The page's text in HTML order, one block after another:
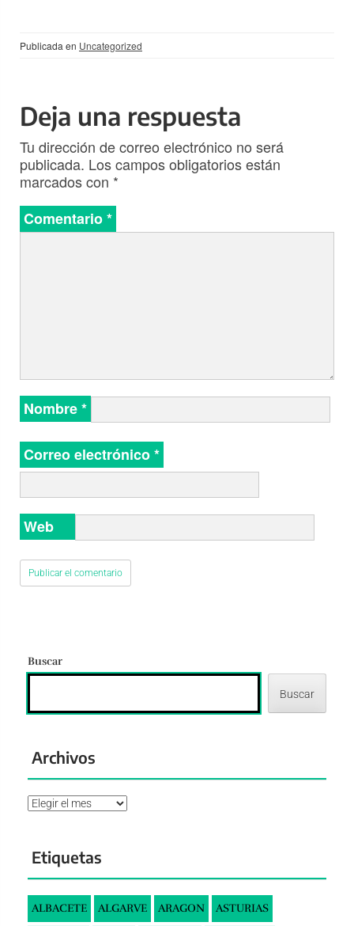
Publicada en Uncategorized
Deja una respuesta
Tu dirección de correo electrónico no será
publicada. Los campos obligatorios están
marcados con *
Comentario*
Nombre*
Correo electrónico*
Web
Buscar
Buscar
Archivos
Archivos
Etiquetas
ALBACETE ALGARVE ARAGON ASTURIAS